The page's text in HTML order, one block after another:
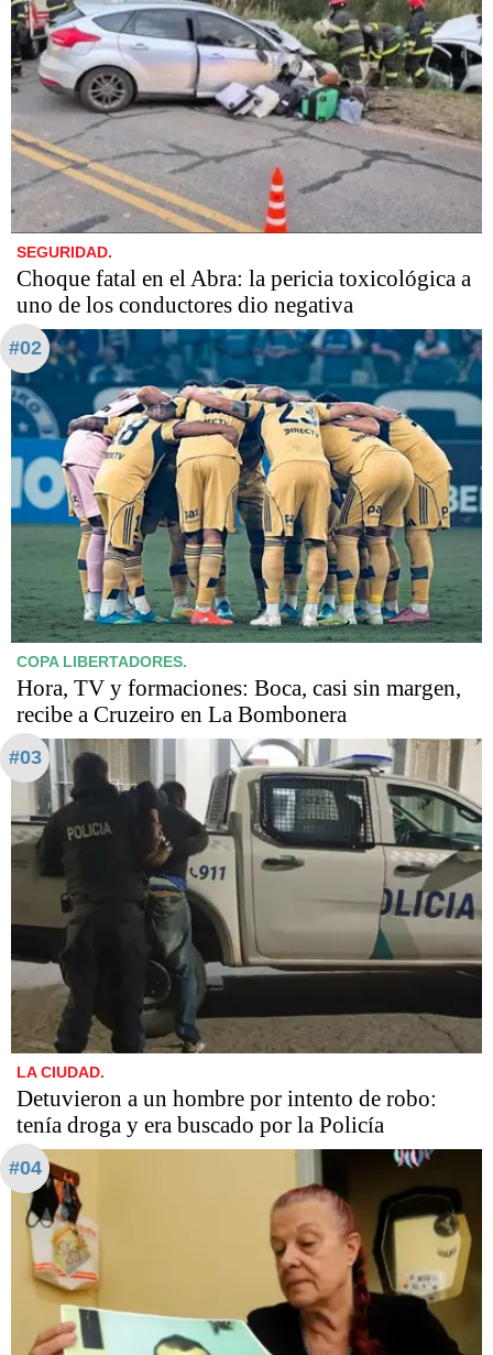
SEGURIDAD.
Choque fatal en el Abra: la pericia toxicológica a
uno de los conductores dio negativa
#02
COPA LIBERTADORES.
Hora, TV y formaciones: Boca, casi sin margen,
recibe a Cruzeiro en La Bombonera
#03
LA CIUDAD.
Detuvieron a un hombre por intento de robo:
tenía droga y era buscado por la Policía
#04